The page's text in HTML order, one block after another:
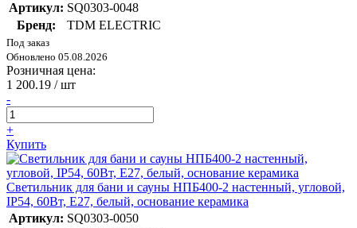
Артикул: SQ0303-0048
Бренд:
TDM ELECTRIC
Под заказ
Обновлено 05.08.2026
Розничная цена:
1 200.19 / шт
-
+
Купить
Светильник для бани и сауны НПБ400-2 настенный, угловой,
IP54, 60Вт, E27, белый, основание керамика
Артикул: SQ0303-0050